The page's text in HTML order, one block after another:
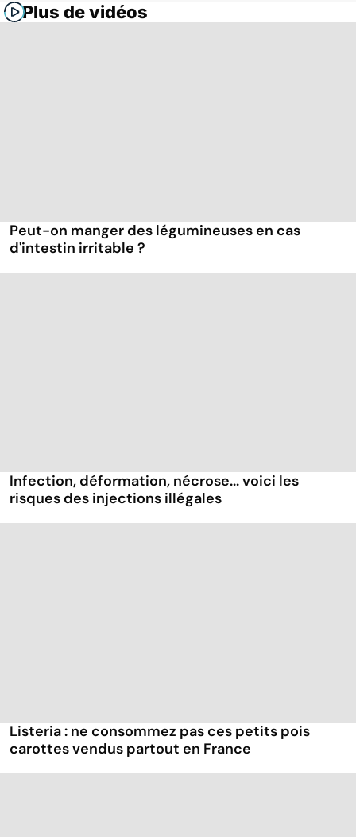
Plus de vidéos
Peut-on manger des légumineuses en cas
d'intestin irritable ?
Infection, déformation, nécrose... voici les
risques des injections illégales
Listeria : ne consommez pas ces petits pois
carottes vendus partout en France